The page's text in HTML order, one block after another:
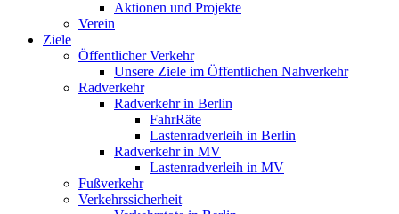
Aktionen und Projekte
Verein
Ziele
Öffentlicher Verkehr
Unsere Ziele im Öffentlichen Nahverkehr
Radverkehr
Radverkehr in Berlin
FahrRäte
Lastenradverleih in Berlin
Radverkehr in MV
Lastenradverleih in MV
Fußverkehr
Verkehrssicherheit